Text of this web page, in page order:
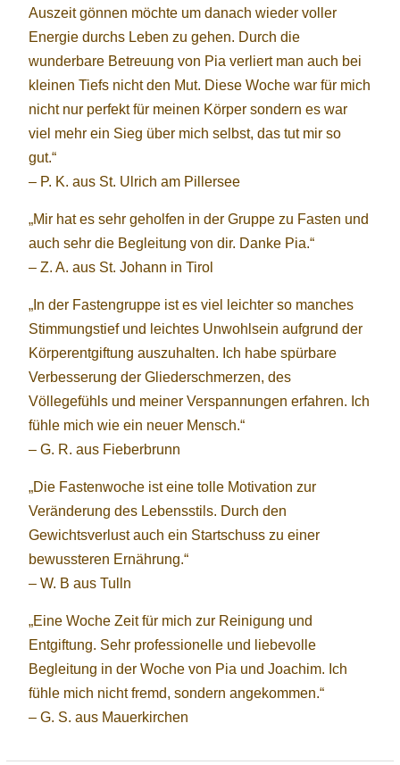
Auszeit gönnen möchte um danach wieder voller
Energie durchs Leben zu gehen. Durch die
wunderbare Betreuung von Pia verliert man auch bei
kleinen Tiefs nicht den Mut. Diese Woche war für mich
nicht nur perfekt für meinen Körper sondern es war
viel mehr ein Sieg über mich selbst, das tut mir so
gut.“
– P. K. aus St. Ulrich am Pillersee
„Mir hat es sehr geholfen in der Gruppe zu Fasten und
auch sehr die Begleitung von dir. Danke Pia.“
– Z. A. aus St. Johann in Tirol
„In der Fastengruppe ist es viel leichter so manches
Stimmungstief und leichtes Unwohlsein aufgrund der
Körperentgiftung auszuhalten. Ich habe spürbare
Verbesserung der Gliederschmerzen, des
Völlegefühls und meiner Verspannungen erfahren. Ich
fühle mich wie ein neuer Mensch.“
– G. R. aus Fieberbrunn
„Die Fastenwoche ist eine tolle Motivation zur
Veränderung des Lebensstils. Durch den
Gewichtsverlust auch ein Startschuss zu einer
bewussteren Ernährung.“
– W. B aus Tulln
„Eine Woche Zeit für mich zur Reinigung und
Entgiftung. Sehr professionelle und liebevolle
Begleitung in der Woche von Pia und Joachim. Ich
fühle mich nicht fremd, sondern angekommen.“
– G. S. aus Mauerkirchen